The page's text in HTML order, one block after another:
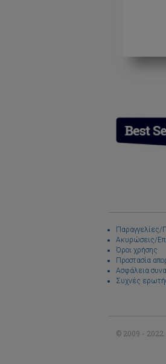
Ακυρώσεις/
Όροι χρήσης
Προστασία
Ασφάλεια
Συχνές
© 2009 -